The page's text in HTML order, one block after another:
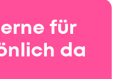
für
da